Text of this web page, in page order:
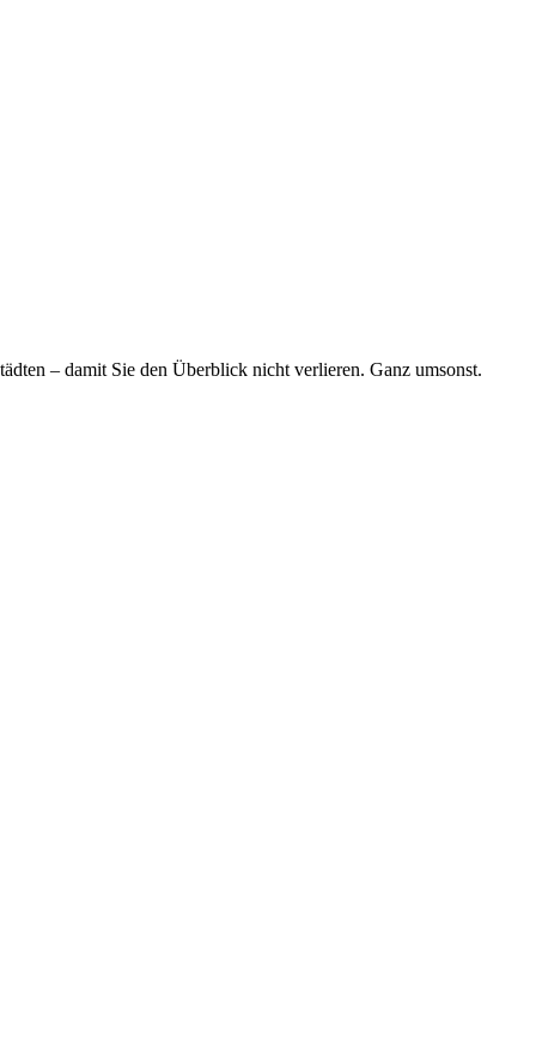
– damit Sie den Überblick nicht verlieren. Ganz umsonst.